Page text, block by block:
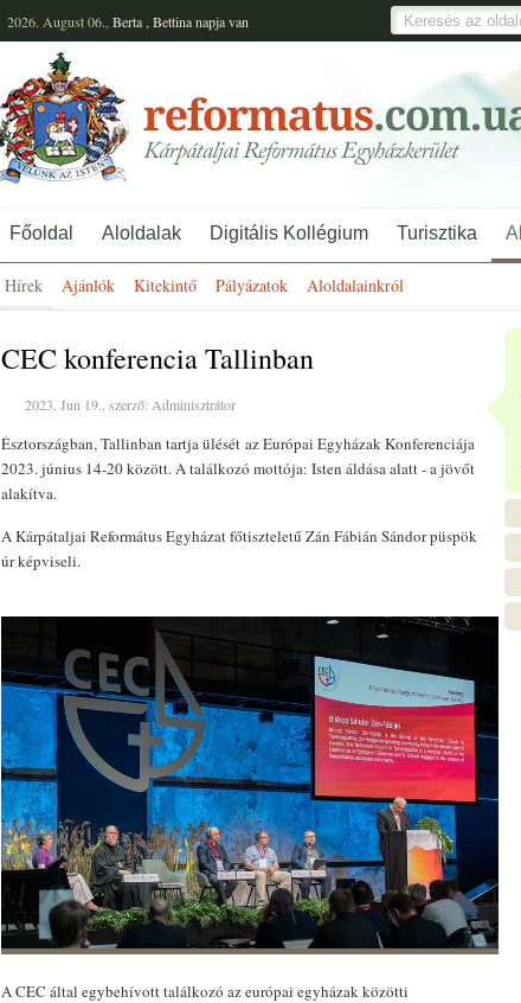
2026. August 06., Berta , Bettinanapja van
Főoldal Aloldalak Digitális Kollégium Turisztika
Hírek Ajánlók Kitekintő Pályázatok Aloldalainkról
CEC konferencia Tallinban
2023. Jun 19., szerző: Adminisztrátor
Észtországban, Tallinban tartja ülését az Európai Egyházak Konferenciája
2023. június 14-20 között. A találkozó mottója: Isten áldása alatt - a jövőt
alakítva.
A Kárpátaljai Református Egyházat főtiszteletű Zán Fábián Sándor püspök
úr képviseli.
A CEC által egybehívott találkozó az európai egyházak közötti